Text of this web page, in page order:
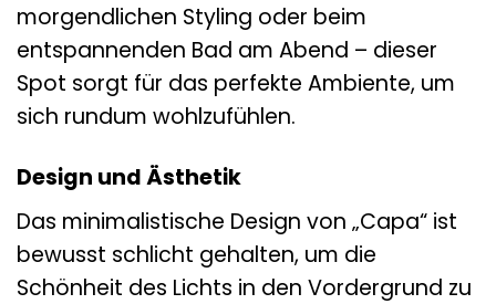
morgendlichen Styling oder beim
entspannenden Bad am Abend – dieser
Spot sorgt für das perfekte Ambiente, um
sich rundum wohlzufühlen.
Design und Ästhetik
Das minimalistische Design von „Capa“ ist
bewusst schlicht gehalten, um die
Schönheit des Lichts in den Vordergrund zu